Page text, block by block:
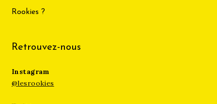
Rookies ?
Retrouvez-nous
Instagram
@lesrookies